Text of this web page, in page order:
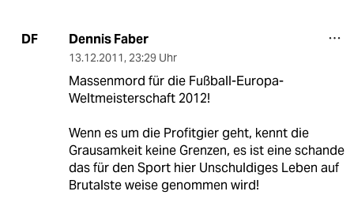
DF Dennis Faber
13.12.2011, 23:29 Uhr
Massenmord für die Fußball-Europa-
Weltmeisterschaft 2012!
Wenn es um die Profitgier geht, kennt die
Grausamkeit keine Grenzen, es ist eine schande
das für den Sport hier Unschuldiges Leben auf
Brutalste weise genommen wird!